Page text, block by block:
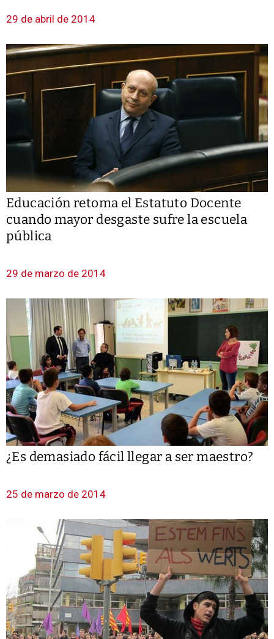
29 de abril de 2014
Educación retoma el Estatuto Docente
cuando mayor desgaste sufre la escuela
pública
29 de marzo de 2014
¿Es demasiado fácil llegar a ser maestro?
25 de marzo de 2014